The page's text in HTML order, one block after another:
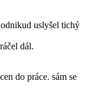
uslyšel tichý
dál.
do práce. sám se